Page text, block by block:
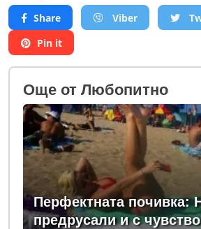
Share Viber
Pin it
Oще от Любопитно
Перфектната почивка:
предрусали и с